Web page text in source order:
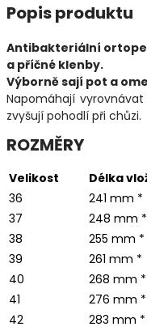
Popis produktu
Antibakteriální
a příčné klenby.
Výborně sají pot a
Napomáhají
zvyšují pohodlí při chůzi.
ROZMĚRY
Velikost
Délka
36
241 mm *
37
248 mm *
38
255 mm *
39
261 mm *
40
268 mm *
41
276 mm *
42
283 mm *